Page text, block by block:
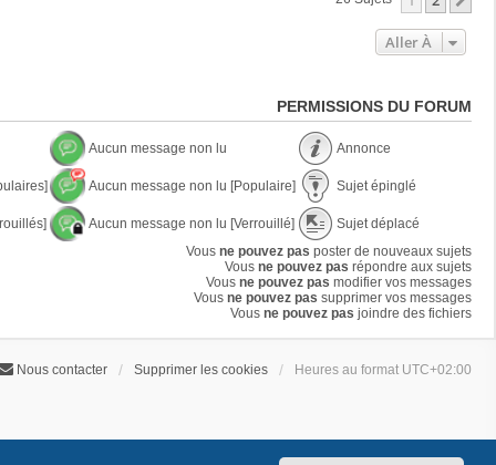
Aller À
PERMISSIONS DU FORUM
u
u
o
Aucun message non lu
u
s
g
l
Aucun message non lu [Populaire]
e
s
Aucun message non lu [Verrouillé]
n
o
c
e
Annonce
u
e
t
é
p
i
n
l
Sujet épinglé
S
u
j
e
t
é
l
Sujet déplacé
Vous ne pouvez pas poster de nouveaux sujets
Vous ne pouvez pas répondre aux sujets
Vous ne pouvez pas modifier vos messages
Vous ne pouvez pas supprimer vos messages
Vous ne pouvez pas joindre des fichiers
Nous contacter Supprimer les cookies Heures au format UTC+02:00